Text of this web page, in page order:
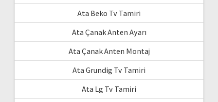
Ata Beko Tv Tamiri
Ata Çanak Anten Ayarı
Ata Çanak Anten Montaj
Ata Grundig Tv Tamiri
Ata Lg Tv Tamiri